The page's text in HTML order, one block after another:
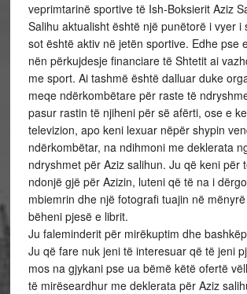
veprimtarinë sportive të Ish-Boksierit Aziz
Salihu aktualisht është një punëtorë i vyer i
sot është aktiv në jetën sportive. Edhe pse
nën përkujdesje financiare të Shtetit ai
me sport. Ai tashmë është dalluar duke
meqe ndërkombëtare për raste të
pasur rastin të njiheni për së afërti, ose e
televizion, apo keni lexuar nëpër shypin
ndërkombëtar, na ndihmoni me deklerata
ndryshmet për Aziz salihun. Ju që keni për
ndonjë gjë për Azizin, luteni që të na i
mbiemrin dhe një fotografi tuajin në
bëheni pjesë e librit.
Ju faleminderit për mirëkuptim dhe
Ju që fare nuk jeni të interesuar që të jeni
mos na gjykani pse ua bëmë këtë ofertë
të mirëseardhur me deklerata për Aziz